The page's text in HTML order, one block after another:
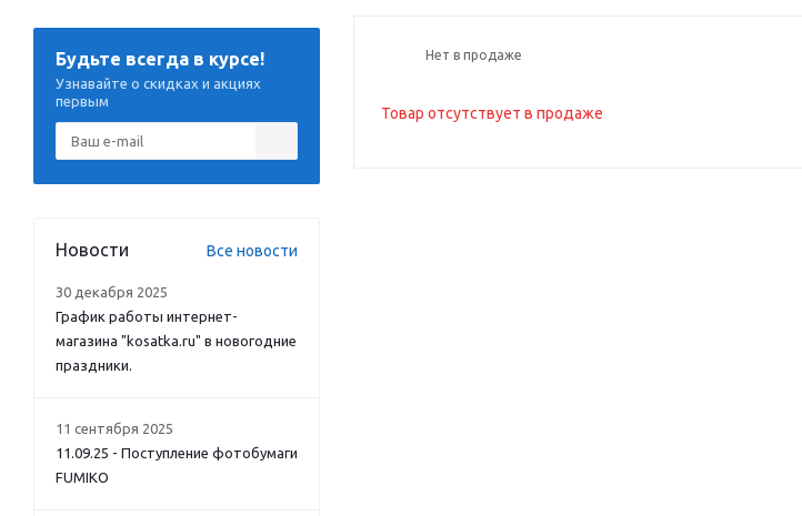
Нет в продаже
Товар отсутствует в продаже
Будьте всегда в курсе!
Узнавайте о скидках и акциях
первым
Новости Все новости
30 декабря 2025
График работы интернет-
магазина "kosatka.ru" в новогодние
праздники.
11 сентября 2025
11.09.25 - Поступление фотобумаги
FUMIKO